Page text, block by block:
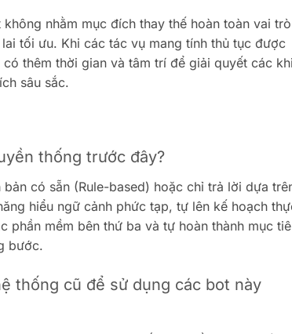
nhằm mục đích thay thế hoàn toàn vai trò
tối ưu. Khi các tác vụ mang tính thủ tục được
thêm thời gian và tâm trí để giải quyết các
sâu sắc.
thống trước đây?
có sẵn (Rule-based) hoặc chỉ trả lời dựa
hiểu ngữ cảnh phức tạp, tự lên kế hoạch
mềm bên thứ ba và tự hoàn thành mục
bước.
thống cũ để sử dụng các bot này